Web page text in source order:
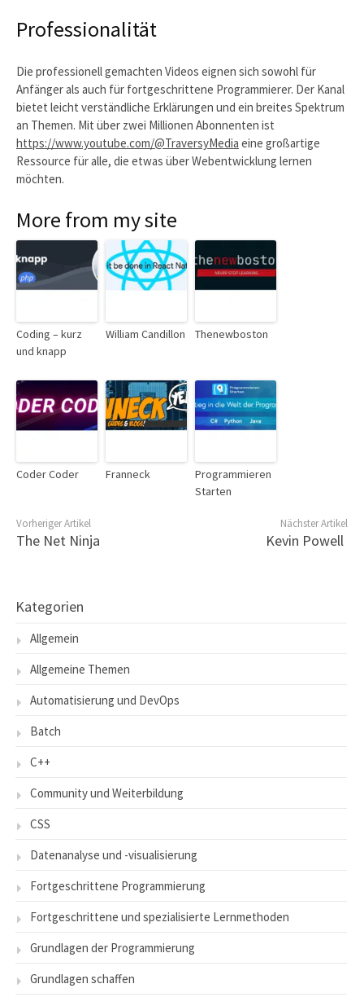
Professionalität
Die professionell gemachten Videos eignen sich sowohl für
Anfänger als auch für fortgeschrittene Programmierer. Der Kanal
bietet leicht verständliche Erklärungen und ein breites Spektrum
an Themen. Mit über zwei Millionen Abonnenten ist
https://www.youtube.com/@TraversyMedia eine großartige
Ressource für alle, die etwas über Webentwicklung lernen
möchten.
More from my site
Coding – kurz
und knapp
William Candillon Thenewboston
Coder Coder Franneck
Programmieren
Starten
Vorheriger Artikel
The Net Ninja
Nächster Artikel
Kevin Powell
Kategorien
Allgemein
Allgemeine Themen
Automatisierung und DevOps
Batch
C++
Community und Weiterbildung
CSS
Datenanalyse und -visualisierung
Fortgeschrittene Programmierung
Fortgeschrittene und spezialisierte Lernmethoden
Grundlagen der Programmierung
Grundlagen schaffen